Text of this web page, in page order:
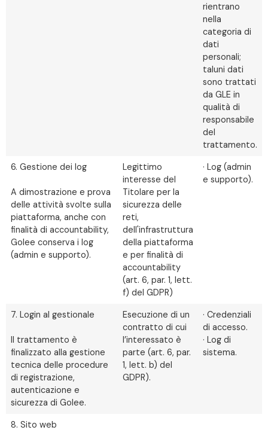
rientrano
nella
categoria di
dati
personali;
taluni dati
sono trattati
da GLE in
qualità di
responsabile
del
trattamento.
6. Gestione dei log
A dimostrazione e prova
delle attività svolte sulla
piattaforma, anche con
finalità di accountability,
Golee conserva i log
(admin e supporto).
Legittimo
interesse del
Titolare per la
sicurezza delle
reti,
dell'infrastruttura
della piattaforma
e per finalità di
accountability
(art. 6, par. 1, lett.
f) del GDPR)
· Log (admin
e supporto).
7. Login al gestionale
Il trattamento è
finalizzato alla gestione
tecnica delle procedure
di registrazione,
autenticazione e
sicurezza di Golee.
Esecuzione di un
contratto di cui
l’interessato è
parte (art. 6, par.
1, lett. b) del
GDPR).
· Credenziali
di accesso.
· Log di
sistema.
8. Sito web